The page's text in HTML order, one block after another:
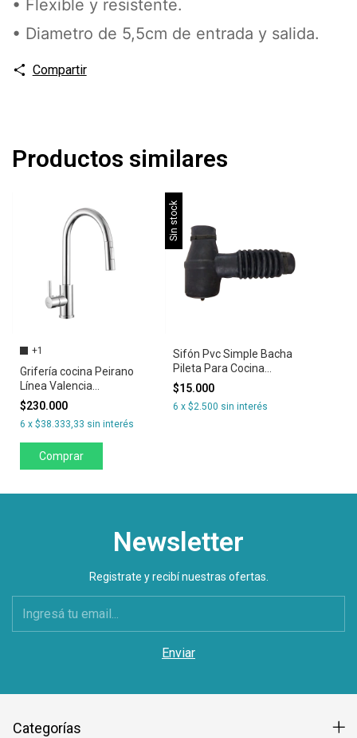
• Flexible y resistente.
• Diametro de 5,5cm de entrada y salida.
Compartir
Productos similares
+1
Grifería cocina Peirano
Línea Valencia
Monocomando
$230.000
6 x $38.333,33 sin interés
Comprar
Sin stock
Sifón Pvc Simple Bacha
Pileta Para Cocina
Abrazaderas
$15.000
6 x$2.500 sin interés
Newsletter
Registrate y recibí nuestras ofertas.
Categorías